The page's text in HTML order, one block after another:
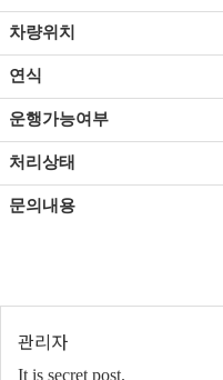
차량위치
연식
운행가능여부
처리상태
문의내용
관리자
It is secret post.